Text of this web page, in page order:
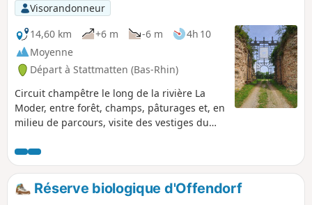
Visorandonneur
14,60 km
+6 m -6 m
4h 10
Moyenne
Départ à Stattmatten (Bas-Rhin)
Circuit champêtre le long de la rivière La
Moder, entre forêt, champs, pâturages et, en
milieu de parcours, visite des vestiges du
pique-nique.
Réserve biologique d'Offendorf